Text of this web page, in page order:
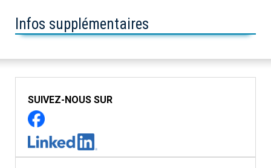
Infos supplémentaires
SUIVEZ-NOUS SUR